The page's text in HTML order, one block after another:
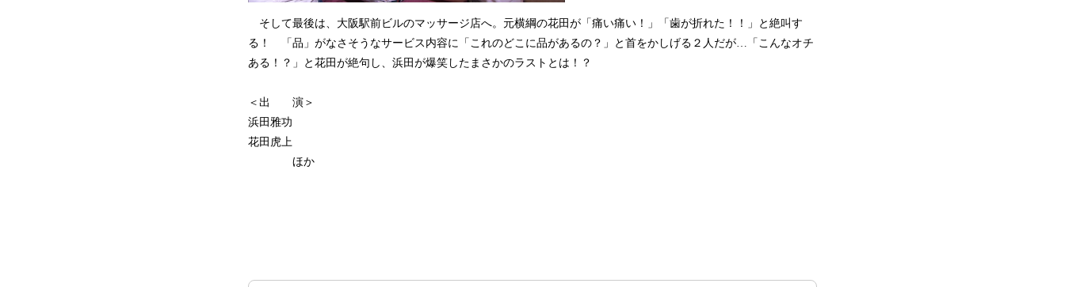
そして最後は、大阪駅前ビルのマッサージ店へ。元横綱の花田が「痛い痛い！」「歯が折れた！！」と絶叫す
る！ 「品」がなさそうなサービス内容に「これのどこに品があるの？」と首をかしげる２人だが…「こんなオチ
ある！？」と花田が絶句し、浜田が爆笑したまさかのラストとは！？
＜出 演＞
浜田雅功
花田虎上
ほか